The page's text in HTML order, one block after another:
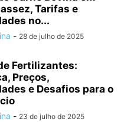
Tarifas e
no...
- 28 de julho de 2025
Fertilizantes:
Preços,
e Desafios para o
- 23 de julho de 2025